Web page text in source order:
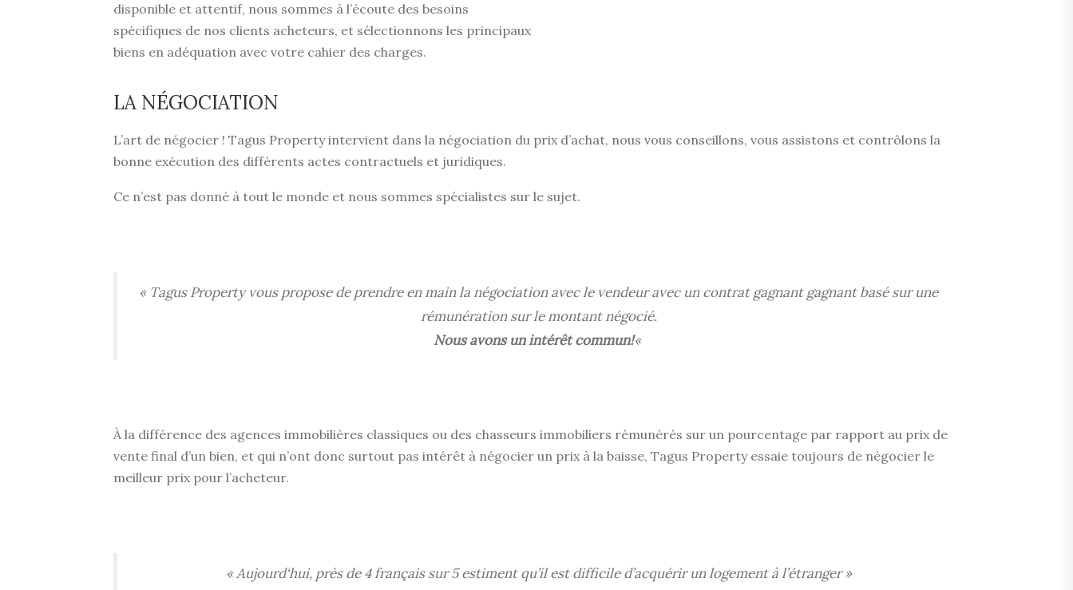
disponible et attentif, nous sommes à l’écoute des besoins
spécifiques de nos clients acheteurs, et sélectionnons les principaux
biens en adéquation avec votre cahier des charges.
LA NÉGOCIATION
L’art de négocier ! Tagus Property intervient dans la négociation du prix d’achat, nous vous conseillons, vous assistons et contrôlons la
bonne exécution des différents actes contractuels et juridiques.
Ce n’est pas donné à tout le monde et nous sommes spécialistes sur le sujet.
« Tagus Property vous propose de prendre en main la négociation avec le vendeur avec un contrat gagnant gagnant basé sur une
rémunération sur le montant négocié.
Nous avons un intérêt commun!«
À la différence des agences immobilières classiques ou des chasseurs immobiliers rémunérés sur un pourcentage par rapport au prix de
vente final d’un bien, et qui n’ont donc surtout pas intérêt à négocier un prix à la baisse, Tagus Property essaie toujours de négocier le
meilleur prix pour l’acheteur.
« Aujourd‘hui, près de 4 français sur 5 estiment qu’il est difficile d’acquérir un logement à l’étranger »